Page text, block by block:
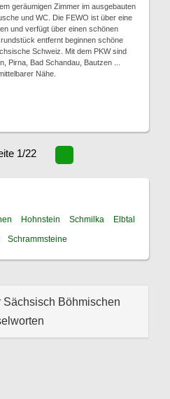
geräumigen Zimmer im ausgebauten
und WC. Die FEWO ist über eine
und verfügt über einen schönen
entfernt beginnen schöne
Schweiz. Mit dem PKW sind
Pirna, Bad Schandau, Bautzen ...
Nähe.
1/22
Hohnstein Schmilka
Elbtal
Schrammsteine
Böhmischen